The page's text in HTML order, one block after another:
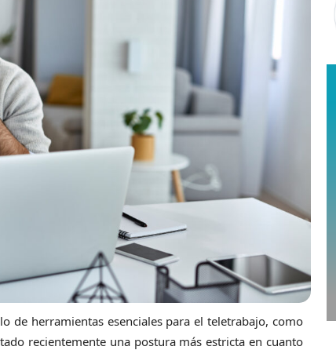
de herramientas esenciales para el teletrabajo, como
recientemente una postura más estricta en cuanto